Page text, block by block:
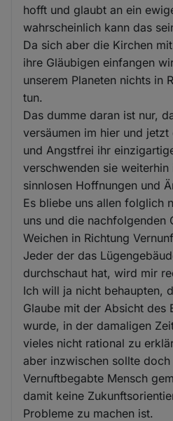
hofft und glaubt an ein
wahrscheinlich kann das
Da sich aber die Kirchen
ihre Gläubigen einfangen
unserem Planeten nichts in
tun.
Das dumme daran ist nur,
versäumen im hier und
und Angstfrei ihr
verschwenden sie
sinnlosen Hoffnungen und
Es bliebe uns allen folglich
uns und die nachfolgenden
Weichen in Richtung
Jeder der das
durchschaut hat, wird mir
Ich will ja nicht behaupten,
Glaube mit der Absicht des
wurde, in der damaligen
vieles nicht rational zu
aber inzwischen sollte
Vernuftbegabte Mensch
damit keine
Probleme zu machen ist.